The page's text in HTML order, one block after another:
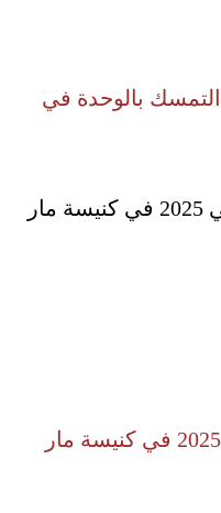
بالوحدة في
قداس ختام الشهر المريمي 2025 في كنيسة مار